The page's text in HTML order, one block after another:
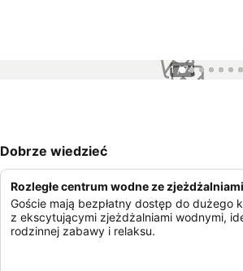
1 / 74
Dobrze wiedzieć
Rozległe centrum wodne ze zjeżdżalniami
Goście mają bezpłatny dostęp do dużego
z ekscytującymi zjeżdżalniami wodnymi,
rodzinnej zabawy i relaksu.